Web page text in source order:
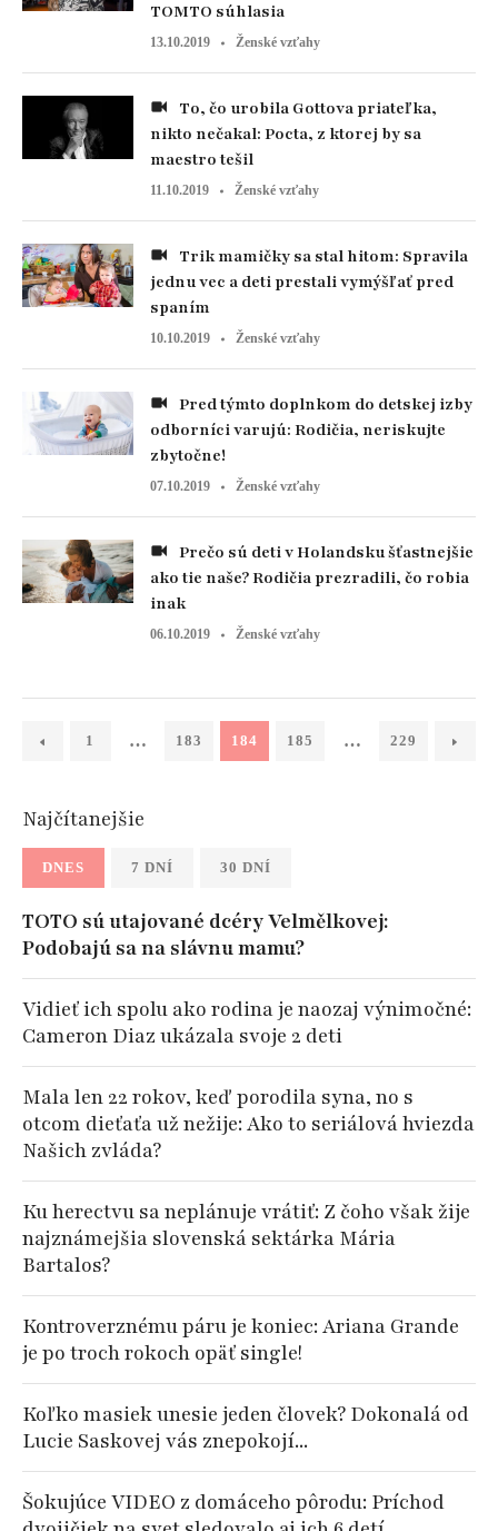
TOMTO súhlasia
13.10.2019 Ženské vzťahy
nikto nečakal: Pocta, z ktorej by sa
maestro tešil
11.10.2019 Ženské vzťahy
jednu vec a deti prestali vymýšľať pred
spaním
10.10.2019 Ženské vzťahy
odborníci varujú: Rodičia, neriskujte
zbytočne!
07.10.2019 Ženské vzťahy
ako tie naše? Rodičia prezradili, čo robia
inak
06.10.2019 Ženské vzťahy
1 … 183 184 185 … 229
Najčítanejšie
DNES 7 DNÍ 30 DNÍ
TOTO sú utajované dcéry Velmělkovej:
Podobajú sa na slávnu mamu?
Vidieť ich spolu ako rodina je naozaj výnimočné:
Cameron Diaz ukázala svoje 2 deti
Mala len 22 rokov, keď porodila syna, no s
otcom dieťaťa už nežije: Ako to seriálová hviezda
Našich zvláda?
Ku herectvu sa neplánuje vrátiť: Z čoho však žije
najznámejšia slovenská sektárka Mária
Bartalos?
Kontroverznému páru je koniec: Ariana Grande
je po troch rokoch opäť single!
Koľko masiek unesie jeden človek? Dokonalá od
Lucie Saskovej vás znepokojí...
Šokujúce VIDEO z domáceho pôrodu: Príchod